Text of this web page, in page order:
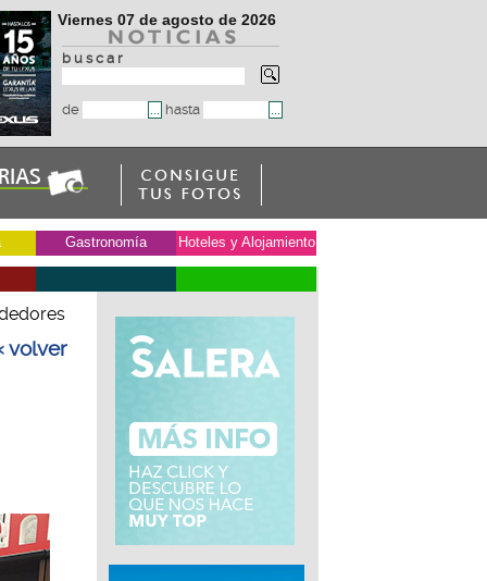
Viernes 07 de agosto de 2026
b u s c a r
de hasta
Gastronomía Hoteles y Alojamiento
volver